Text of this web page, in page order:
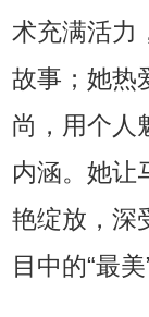
术充满活力
故事；她热
尚，用个人
内涵。她让
艳绽放，深
目中的“最